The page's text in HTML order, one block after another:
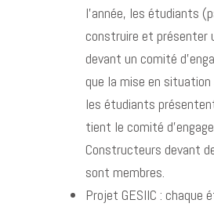
l’année, les étudiants
construire et présenter
devant un comité
que la mise en
les étudiants
tient le comité
Constructeurs devant
sont membres.
Projet GESIIC : chaque